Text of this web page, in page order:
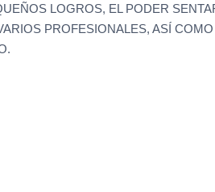
LOGROS, EL PODER
PROFESIONALES, ASÍ